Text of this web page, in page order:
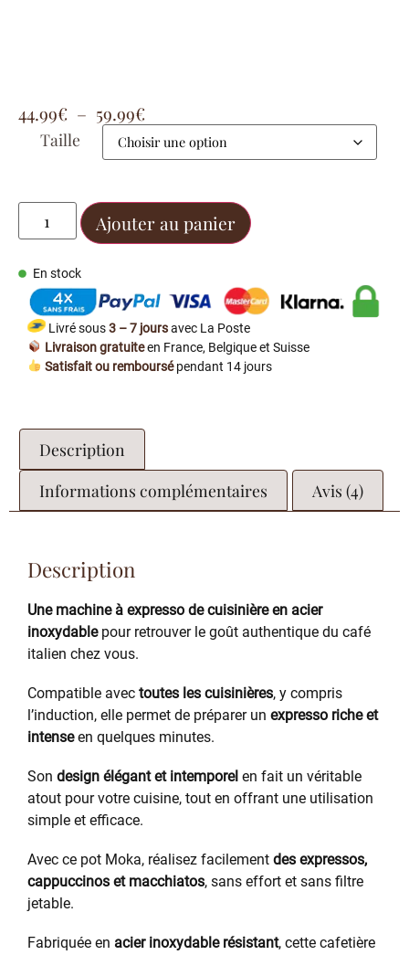
44.99€ – 59.99€
Taille
Ajouter au panier
En stock
Livré sous3 – 7 joursavec La Poste
Livraison gratuiteen France, Belgique et Suisse
Satisfait ou remboursépendant 14 jours
Description
Informations complémentaires
Avis (4)
Description
Une machine à expresso de cuisinière en acier
inoxydablepour retrouver le goût authentique du café
italien chez vous.
Compatible avec toutes les cuisinières, y compris
l’induction, elle permet de préparer un expresso riche et
intenseen quelques minutes.
Son design élégant et intemporel en fait un véritable
atout pour votre cuisine, tout en offrant une utilisation
simple et efficace.
Avec ce pot Moka, réalisez facilement des expressos,
cappuccinos et macchiatos, sans effort et sans filtre
jetable.
Fabriquée en acier inoxydable résistant, cette cafetière